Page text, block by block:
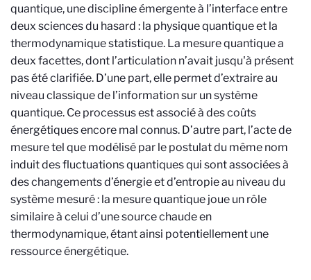
quantique, une discipline émergente à l’interface entre
deux sciences du hasard : la physique quantique et la
thermodynamique statistique. La mesure quantique a
deux facettes, dont l’articulation n’avait jusqu'à présent
pas été clarifiée. D’une part, elle permet d’extraire au
niveau classique de l’information sur un système
quantique. Ce processus est associé à des coûts
énergétiques encore mal connus. D’autre part, l’acte de
mesure tel que modélisé par le postulat du même nom
induit des fluctuations quantiques qui sont associées à
des changements d’énergie et d’entropie au niveau du
système mesuré : la mesure quantique joue un rôle
similaire à celui d’une source chaude en
thermodynamique, étant ainsi potentiellement une
ressource énergétique.